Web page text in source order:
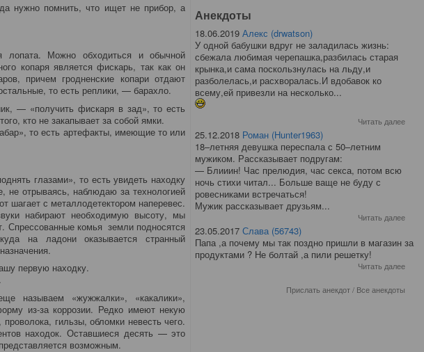
нужно помнить, что ищет не прибор, а
лопата. Можно обходиться и обычной
копаря является фискарь, так как он
причем гродненские копари отдают
то есть реплики, — барахло.
— «получить фискаря в зад», то есть
кто не закапывает за собой ямки.
то есть артефакты, имеющие то или
глазами», то есть увидеть находку
не отрываясь, наблюдаю за технологией
шагает с металлодетектором наперевес.
набирают необходимую высоту, мы
Спрессованные комья земли подносятся
на ладони оказывается странный
первую находку.
«жужжалки», «какалики»,
из-за коррозии. Редко имеют некую
гильзы, обломки невесть чего.
находок. Оставшиеся десять — это
возможным.
Анекдоты
18.06.2019 Алекс (drwatson)
У одной бабушки вдруг не заладилась жизнь:
сбежала любимая черепашка,разбилась старая
крынка,и сама поскользнулась на льду,и
разболелась,и расхворалась.И вдобавок ко
всему,ей привезли на несколько...
Читать далее
25.12.2018 Роман (Hunter1963)
18–летняя девушка переспала с 50–летним
мужиком. Рассказывает подругам:
— Блииин! Час прелюдия, час секса, потом всю
ночь стихи читал... Больше ваще не буду с
ровесниками встречаться!
Мужик рассказывает друзьям...
Читать далее
23.05.2017 Слава (56743)
Папа ,а почему мы так поздно пришли в магазин за
продуктами ? Не болтай ,а пили решетку!
Читать далее
Прислать анекдот/ Все анекдоты